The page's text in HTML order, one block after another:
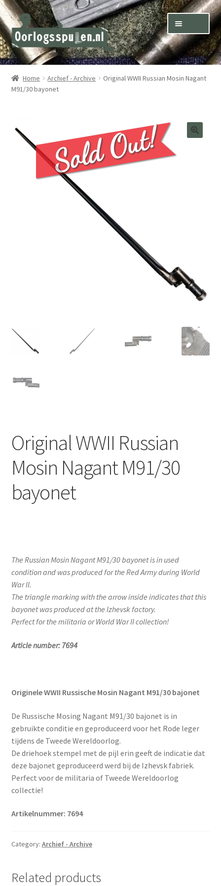
Skip
to
navigation
Skip
to
content
Winkel – Shop
Over ons – About us
Contact
Terms & Conditions – Shipping & Delivery
Home Archief - Archive
Original WWII Russian Mosin Nagant
M91/30 bayonet
Original WWII Russian
Mosin Nagant M91/30
bayonet
The Russian Mosin Nagant M91/30 bayonet is in used
condition and was produced for the Red Army during World
War II.
The triangle marking with the arrow inside indicates that this
bayonet was produced at the Izhevsk factory.
Perfect for the militaria or World War II collection!
Article number: 7694
Originele WWII Russische Mosin Nagant M91/30 bajonet
De Russische Mosing Nagant M91/30 bajonet is in
gebruikte conditie en geproduceerd voor het Rode leger
tijdens de Tweede Wereldoorlog.
De driehoek stempel met de pijl erin geeft de indicatie dat
deze bajonet geproduceerd werd bij de Izhevsk fabriek.
Perfect voor de militaria of Tweede Wereldoorlog
collectie!
Artikelnummer: 7694
Category: Archief - Archive
Related products